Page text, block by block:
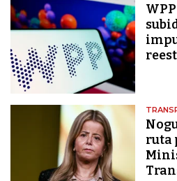
ruta